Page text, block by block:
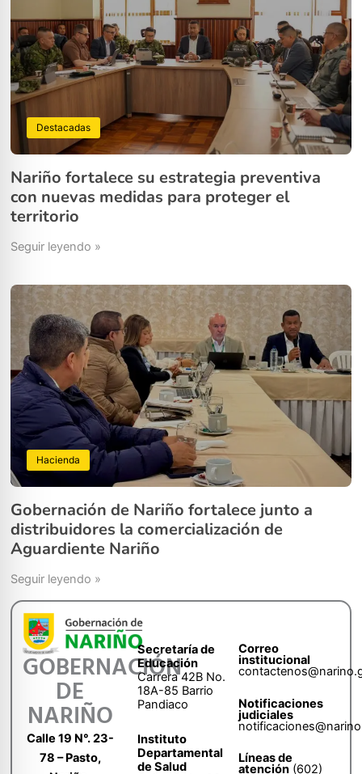
Destacadas
Nariño fortalece su estrategia preventiva
con nuevas medidas para proteger el
territorio
Seguir leyendo »
Hacienda
Gobernación de Nariño fortalece junto a
distribuidores la comercialización de
Aguardiente Nariño
Seguir leyendo »
GOBERNACIÓN
DE
NARIÑO
Calle 19 N°. 23-
78 – Pasto,
Secretaría de
Educación
Carrera 42B No.
18A-85 Barrio
Pandiaco
Instituto
Departamental
de Salud
Correo
institucional
Notificaciones
judiciales
Líneas de
atención (602)